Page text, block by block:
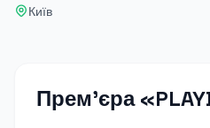
Київ
Премʼєра